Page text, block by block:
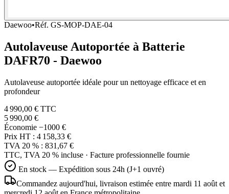
Daewoo•Réf. GS-MOP-DAE-04
Autolaveuse Autoportée à Batterie
DAFR70 - Daewoo
Autolaveuse autoportée idéale pour un nettoyage efficace et en
profondeur
4 990,00 € TTC
5 990,00 €
Économie −1000 €
Prix HT : 4 158,33 €
TVA 20 % : 831,67 €
TTC, TVA 20 % incluse · Facture professionnelle fournie
En stock — Expédition sous 24h (J+1 ouvré)
Commandez aujourd'hui, livraison estimée entre mardi 11 août et